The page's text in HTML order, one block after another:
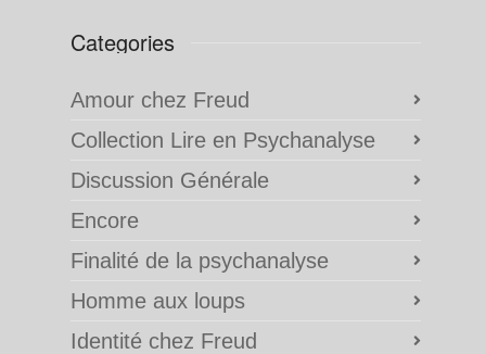
Categories
Amour chez Freud
Collection Lire en Psychanalyse
Discussion Générale
Encore
Finalité de la psychanalyse
Homme aux loups
Identité chez Freud